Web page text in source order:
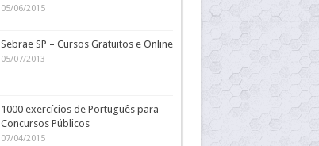
05/06/2015
Sebrae SP – Cursos Gratuitos e Online
05/07/2013
1000 exercícios de Português para
Concursos Públicos
07/04/2015